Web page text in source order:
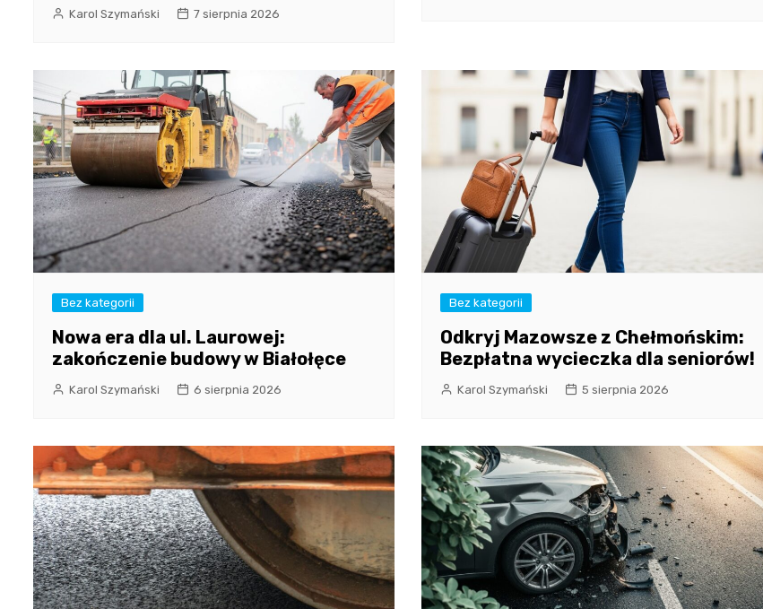
Karol Szymański 7 sierpnia 2026
Bez kategorii
Nowa era dla ul. Laurowej:
zakończenie budowy w Białołęce
Karol Szymański 6 sierpnia 2026
Bez kategorii
Odkryj Mazowsze z Chełmońskim:
Bezpłatna wycieczka dla seniorów!
Karol Szymański 5 sierpnia 2026